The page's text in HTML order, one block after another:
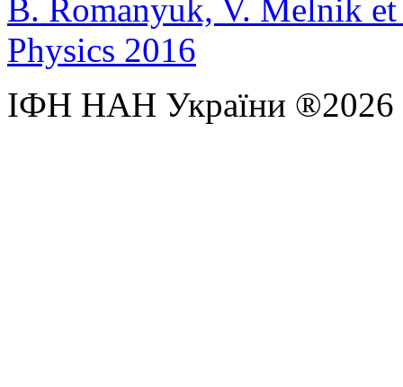
B. Romanyuk, V. Melnik
Physics 2016
ІФН НАН України ®2026